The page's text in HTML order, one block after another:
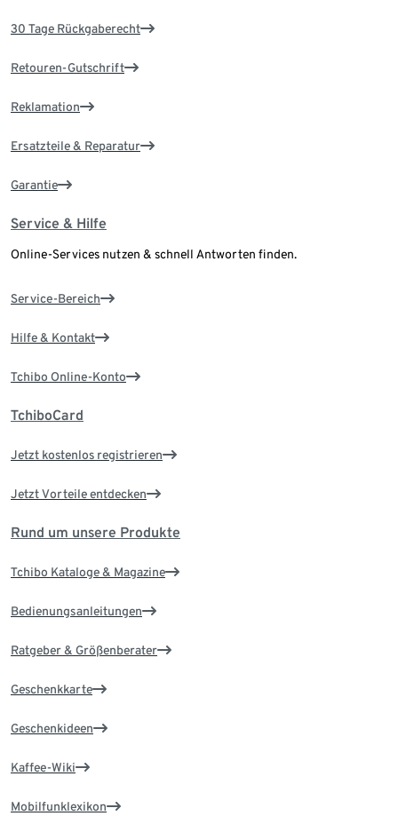
30 Tage Rückgaberecht
Retouren-Gutschrift
Reklamation
Ersatzteile & Reparatur
Garantie
Service & Hilfe
Online-Services nutzen & schnell Antworten finden.
Service-Bereich
Hilfe & Kontakt
Tchibo Online-Konto
TchiboCard
Jetzt kostenlos registrieren
Jetzt Vorteile entdecken
Rund um unsere Produkte
Tchibo Kataloge & Magazine
Bedienungsanleitungen
Ratgeber & Größenberater
Geschenkkarte
Geschenkideen
Kaffee-Wiki
Mobilfunklexikon